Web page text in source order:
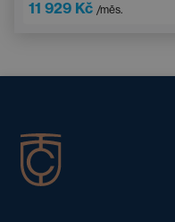
11 929 Kč /měs.